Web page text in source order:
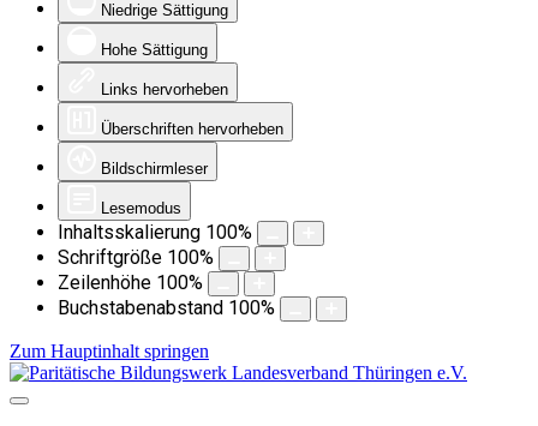
Niedrige Sättigung
Hohe Sättigung
Links hervorheben
Überschriften hervorheben
Bildschirmleser
Lesemodus
Inhaltsskalierung 100%
Schriftgröße 100%
Zeilenhöhe 100%
Buchstabenabstand 100%
Zum Hauptinhalt springen